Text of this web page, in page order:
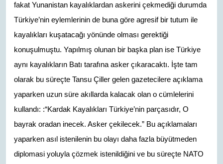
fakat Yunanistan kayalıklardan askerini çekmediği durumda
Türkiye’nin eylemlerinin de buna göre agresif bir tutum ile
kayalıkları kuşatacağı yönünde olması gerektiği
konuşulmuştu. Yapılmış olunan bir başka plan ise Türkiye
aynı kayalıkların Batı tarafına asker çıkaracaktı. İşte tam
olarak bu süreçte Tansu Çiller gelen gazetecilere açıklama
yaparken uzun süre akıllarda kalacak olan o cümlelerini
kullandı: :“Kardak Kayalıkları Türkiye’nin parçasıdır, O
bayrak oradan inecek. Asker çekilecek.” Bu açıklamaları
yaparken asıl istenilenin bu olayı daha fazla büyütmeden
diplomasi yoluyla çözmek istenildiğini ve bu süreçte NATO